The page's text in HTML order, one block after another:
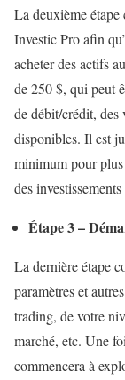
La deuxième
Investic Pro afin
acheter des actifs
de 250 $, qui peut
de débit/crédit, des
disponibles. Il est
minimum pour
des
Étape 3 –
La dernière étape
paramètres et
trading, de votre
marché, etc. Une
commencera à